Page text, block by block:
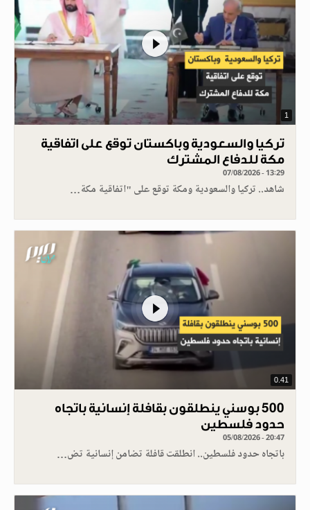
1
تركيا والسعودية وباكستان توقع على اتفاقية
مكة للدفاع المشترك
07/08/2026 - 13:29
شاهد.. تركيا والسعودية ومكة توقع على "اتفاقية مكة…
0.41
500 بوسني ينطلقون بقافلة إنسانية باتجاه
حدود فلسطين
05/08/2026 - 20:47
باتجاه حدود فلسطين.. انطلقت قافلة تضامن إنسانية تض…